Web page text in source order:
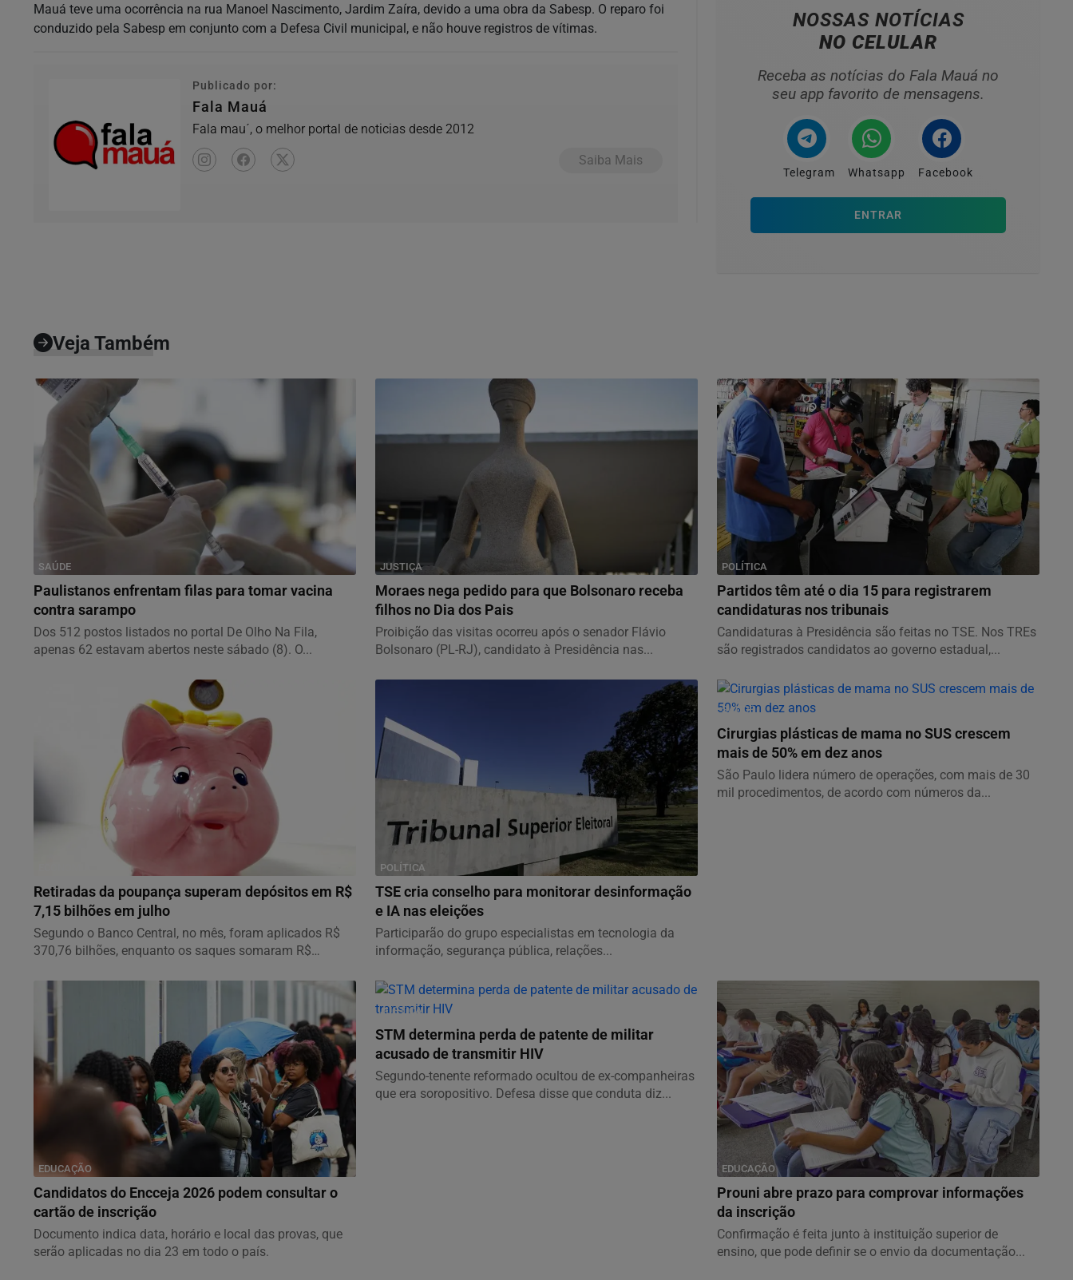
Mauá teve uma ocorrência na rua Manoel Nascimento, Jardim Zaíra, devido a uma obra da Sabesp. O reparo foi
conduzido pela Sabesp em conjunto com a Defesa Civil municipal, e não houve registros de vítimas.
Publicado por:
Fala Mauá
Fala mau´, o melhor portal de noticias desde 2012
Saiba Mais
NOSSAS NOTÍCIAS
NO CELULAR
Receba as notícias do Fala Mauá no
seu app favorito de mensagens.
Telegram Whatsapp Facebook
ENTRAR
Veja Também
SAÚDE
Paulistanos enfrentam filas para tomar vacina
contra sarampo
Dos 512 postos listados no portal De Olho Na Fila,
apenas 62 estavam abertos neste sábado (8). O...
JUSTIÇA
Moraes nega pedido para que Bolsonaro receba
filhos no Dia dos Pais
Proibição das visitas ocorreu após o senador Flávio
Bolsonaro (PL-RJ), candidato à Presidência nas...
POLÍTICA
Partidos têm até o dia 15 para registrarem
candidaturas nos tribunais
Candidaturas à Presidência são feitas no TSE. Nos TREs
são registrados candidatos ao governo estadual,...
Retiradas da poupança superam depósitos em R$
7,15 bilhões em julho
Segundo o Banco Central, no mês, foram aplicados R$
370,76 bilhões, enquanto os saques somaram R$
POLÍTICA
TSE cria conselho para monitorar desinformação
e IA nas eleições
Participarão do grupo especialistas em tecnologia da
informação, segurança pública, relações...
SAÚDE
Cirurgias plásticas de mama no SUS crescem
mais de 50% em dez anos
São Paulo lidera número de operações, com mais de 30
mil procedimentos, de acordo com números da...
EDUCAÇÃO
Candidatos do Encceja 2026 podem consultar o
cartão de inscrição
Documento indica data, horário e local das provas, que
serão aplicadas no dia 23 em todo o país.
JUSTIÇA
STM determina perda de patente de militar
acusado de transmitir HIV
Segundo-tenente reformado ocultou de ex-companheiras
que era soropositivo. Defesa disse que conduta diz...
EDUCAÇÃO
Prouni abre prazo para comprovar informações
da inscrição
Confirmação é feita junto à instituição superior de
ensino, que pode definir se o envio da documentação...